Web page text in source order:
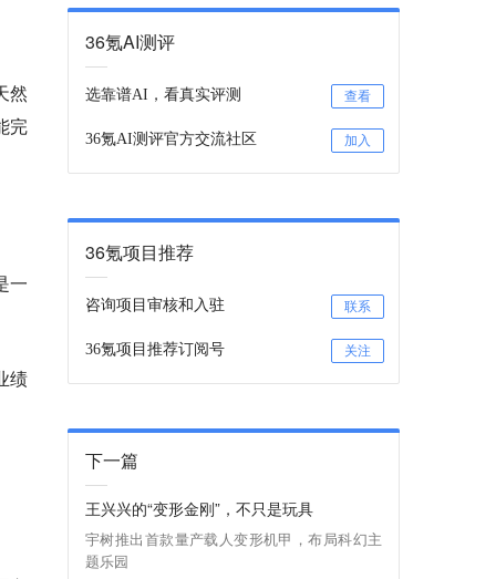
然
完
一
绩
36氪AI测评
选靠谱AI，看真实评测 查看
36氪AI测评官方交流社区 加入
36氪项目推荐
咨询项目审核和入驻 联系
36氪项目推荐订阅号 关注
下一篇
王兴兴的“变形金刚”，不只是玩具
宇树推出首款量产载人变形机甲，布局科幻主
题乐园